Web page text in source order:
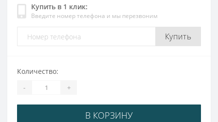
Купить в 1 клик:
Введите номер телефона и мы перезвоним
Купить
Количество:
- +
В КОРЗИНУ